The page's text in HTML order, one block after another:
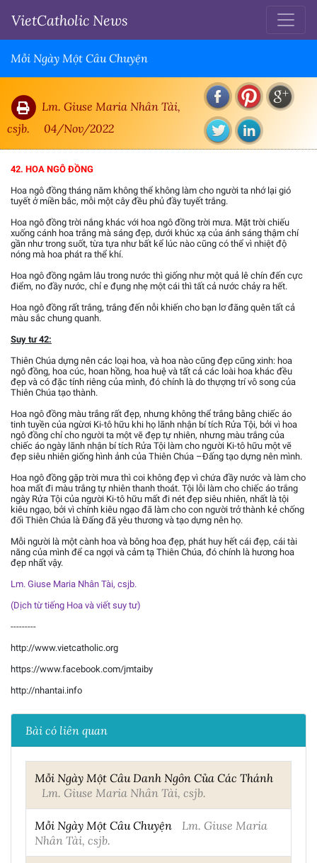
VietCatholic News
Mỗi Ngày Một Câu Chuyện
Lm. Giuse Maria Nhân Tài,
csjb.
04/Nov/2022
42. HOA NGÔ ĐỒNG
Hoa ngô đồng tháng năm không thể không làm cho người ta nhớ lại gió
tuyết ở miền bắc, mỗi một cây đều phủ đầy tuyết trắng.
Hoa ngô đồng trời nắng khác với hoa ngô đồng trời mưa. Mặt trời chiếu
xuống cánh hoa trắng mà sáng đẹp, dưới khúc xạ của ánh sáng thậm chí
gần như trong suốt, từa tựa như bất kể lúc nào cũng có thể vì nhiệt độ
nóng mà hoa phát ra thể khí.
Hoa ngô đồng ngâm lâu trong nước thì giống như một quả lê chín đến cực
điểm, no đầy nước, chỉ e đụng nhẹ một cái thì tất cả nước chảy ra hết.
Hoa ngô đồng rất trắng, trắng đến nỗi khiến cho bạn lơ đãng quên tất cả
màu sắc chung quanh.
Suy tư 42:
Thiên Chúa dựng nên các loại hoa, và hoa nào cũng đẹp cũng xinh: hoa
ngô đồng, hoa cúc, hoan hồng, hoa huệ và tất cả các loài hoa khác đều
đẹp và có đặc tính riêng của mình, đó chính là do thựợng trí vô song của
Thiên Chúa tạo thành.
Hoa ngô đồng màu trắng rất đẹp, nhưng không thể trắng bằng chiếc áo
tinh tuyền của ngừơi Ki-tô hữu khi họ lãnh nhận bí tích Rửa Tội, bởi vì hoa
ngô đồng chỉ cho người ta một vẽ đẹp tự nhiên, nhưng màu trắng của
chiếc áo ngày lãnh nhận bí tích Rửa Tội làm cho người Ki-tô hữu một vẽ
đẹp siêu nhiên giống hình ảnh của Thiên Chúa –Đấng tạo dựng nên mình.
Hoa ngô đồng gặp trời mưa thì coi không đẹp vì chứa đầy nước và làm cho
hoa mất đi màu trắng tự nhiên thanh thoát. Tội lỗi làm cho chiếc áo trắng
ngày Rửa Tội của người Ki-tô hữu mất đi nét đẹp siêu nhiên, nhất là tội
kiêu ngạo, bởi vì chính kiêu ngạo đã làm cho con người trở thành kẻ chống
đối Thiên Chúa là Đấng đã yêu thương và tạo dựng nên họ.
Mỗi người là một cành hoa và bông hoa đẹp, phát huy hết cái đẹp, cái tài
năng của mình để ca ngợi và cảm tạ Thiên Chúa, đó chính là hương hoa
đẹp nhất vậy.
Lm. Giuse Maria Nhân Tài, csjb.
(Dịch từ tiếng Hoa và viết suy tư)
---------
http://www.vietcatholic.org
https://www.facebook.com/jmtaiby
http://nhantai.info
Bài có liên quan
Mỗi Ngày Một Câu Danh Ngôn Của Các Thánh
Lm. Giuse Maria Nhân Tài, csjb.
Mỗi Ngày Một Câu Chuyện
Lm. Giuse Maria
Nhân Tài, csjb.